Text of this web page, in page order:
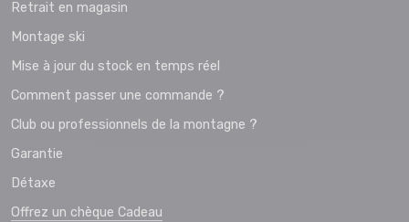
Retrait en magasin
Montage ski
Mise à jour du stock en temps réel
Comment passer une commande ?
Club ou professionnels de la montagne ?
Garantie
Détaxe
Offrez un chèque Cadeau